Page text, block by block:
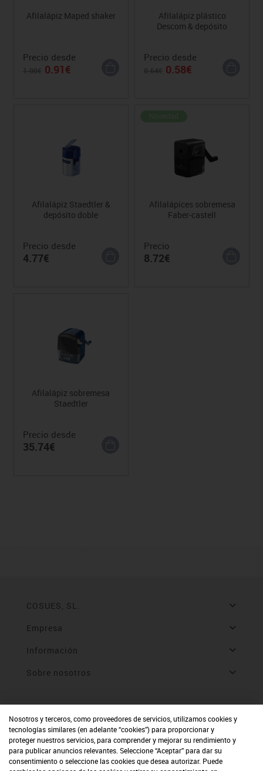
Afilalápiz Maped shaker
Precio desde
0.91€
Afilalápiz plástico
Descom & depósito
Precio desde
0.58€
Afilalápiz Staedtler &
depósito doble
Precio desde
4.77€
Afilalápices sobremesa
Faber-castell
Precio
8.72€
Afilalápiz sobremesa
Staedtler
Precio desde
35.74€
COSUES, SL.
Empresa
Información
Sobre nosotros
Nosotros y terceros, como proveedores de servicios, utilizamos cookies y
tecnologías similares (en adelante “cookies”) para proporcionar y
proteger nuestros servicios, para comprender y mejorar su rendimiento y
para publicar anuncios relevantes. Seleccione “Aceptar” para dar su
consentimiento o seleccione las cookies que desea autorizar. Puede